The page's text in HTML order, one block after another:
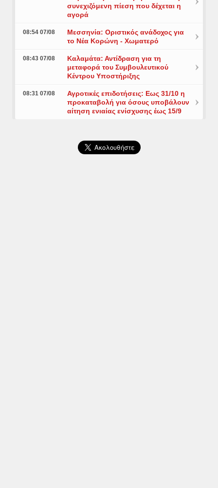
συνεχιζόμενη πίεση που δέχεται η
αγορά
08:54 07/08
Μεσσηνία: Οριστικός ανάδοχος για
το Νέα Κορώνη - Χωματερό
08:43 07/08
Καλαμάτα: Αντίδραση για τη
μεταφορά του Συμβουλευτικού
Κέντρου Υποστήριξης
08:31 07/08
Αγροτικές επιδοτήσεις: Εως 31/10 η
προκαταβολή για όσους υποβάλουν
αίτηση ενιαίας ενίσχυσης έως 15/9